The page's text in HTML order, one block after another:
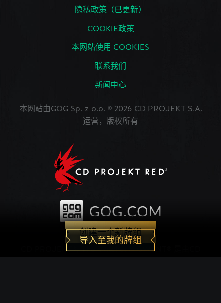
创建一个新牌组
导入至我的牌组
隐私政策（已更新）
COOKIE政策
本网站使用 COOKIES
联系我们
新闻中心
本网站由GOG Sp. z o.o. © 2026 CD PROJEKT S.A.
运营，版权所有
CD PROJEKT®, The Witcher®, GWENT® 是由CD